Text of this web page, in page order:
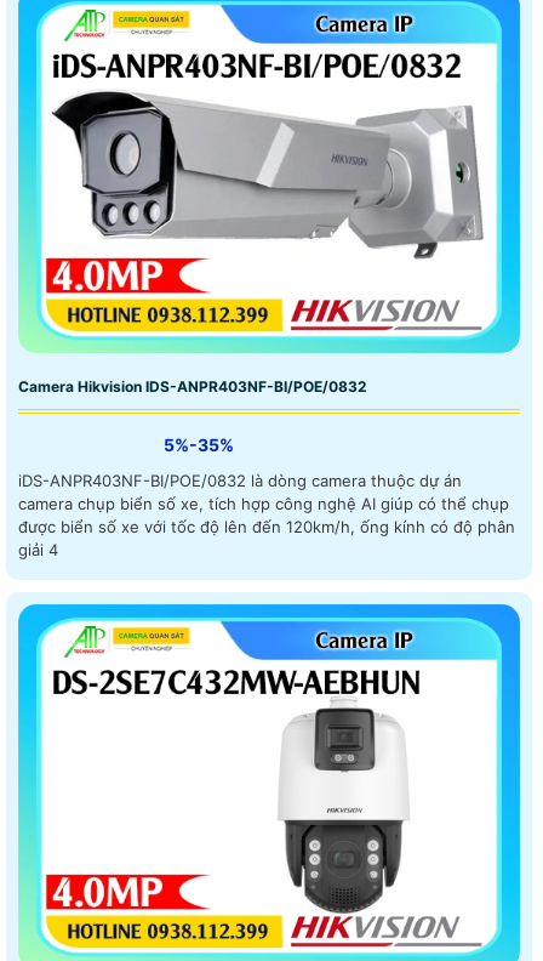
Camera Hikvision IDS-ANPR403NF-BI/POE/0832
5%-35%
iDS-ANPR403NF-BI/POE/0832 là dòng camera thuộc dự án
camera chụp biển số xe, tích hợp công nghệ AI giúp có thể chụp
được biển số xe với tốc độ lên đến 120km/h, ống kính có độ phân
giải 4